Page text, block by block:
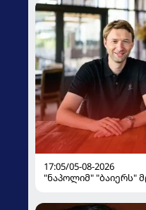
17:05/05-08-2026
"ნაპოლიმ" "ბაიერს"